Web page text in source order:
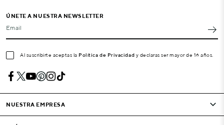
ÚNETE A NUESTRA NEWSLETTER
Email
Al suscribirte aceptas la Política de Privacidad y declaras ser mayor de 16 años.
NUESTRA EMPRESA